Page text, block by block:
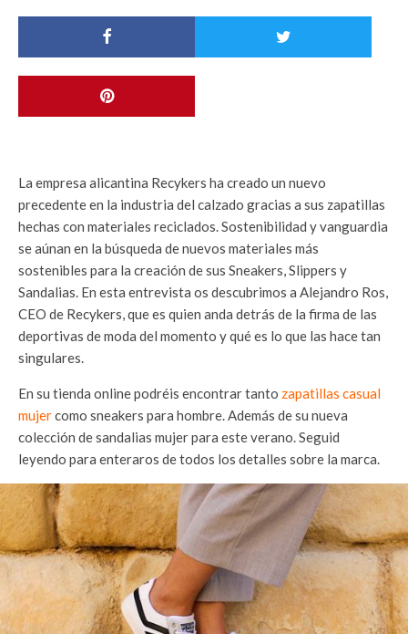
La empresa alicantina Recykers ha creado un nuevo
precedente en la industria del calzado gracias a sus zapatillas
hechas con materiales reciclados. Sostenibilidad y vanguardia
se aúnan en la búsqueda de nuevos materiales más
sostenibles para la creación de sus Sneakers, Slippers y
Sandalias. En esta entrevista os descubrimos a Alejandro Ros,
CEO de Recykers, que es quien anda detrás de la firma de las
deportivas de moda del momento y qué es lo que las hace tan
singulares.
En su tienda online podréis encontrar tanto zapatillas casual
mujercomo sneakers para hombre. Además de su nueva
colección de sandalias mujer para este verano. Seguid
leyendo para enteraros de todos los detalles sobre la marca.